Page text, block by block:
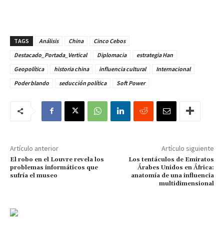
TAGS Análisis China
Cinco Cebos
Destacado_Portada_Vertical
Diplomacia
estrategia Han
Geopolítica
historia china influencia cultural
Internacional
Poder blando
seducción política Soft Power
Artículo anterior
El robo en el Louvre revela los
problemas informáticos que
sufría el museo
Artículo siguiente
Los tentáculos de Emiratos
Árabes Unidos en África:
anatomía de una influencia
multidimensional